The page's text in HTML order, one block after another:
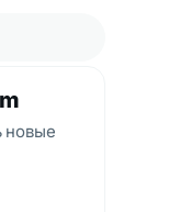
новые